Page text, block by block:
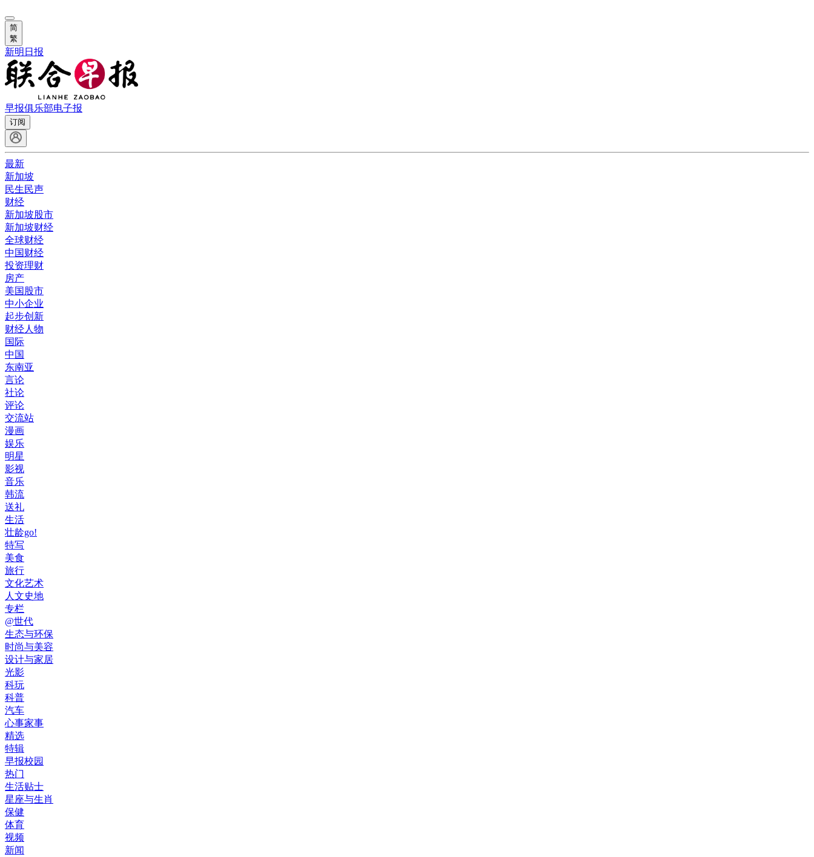
简
繁
新明日报
早报俱乐部电子报
订阅
最新
新加坡
民生民声
财经
新加坡股市
新加坡财经
全球财经
中国财经
投资理财
房产
美国股市
中小企业
起步创新
财经人物
国际
中国
东南亚
言论
社论
评论
交流站
漫画
娱乐
明星
影视
音乐
韩流
送礼
生活
壮龄go!
特写
美食
旅行
文化艺术
人文史地
专栏
@世代
生态与环保
时尚与美容
设计与家居
光影
科玩
科普
汽车
心事家事
精选
特辑
早报校园
热门
生活贴士
星座与生肖
保健
体育
视频
新闻